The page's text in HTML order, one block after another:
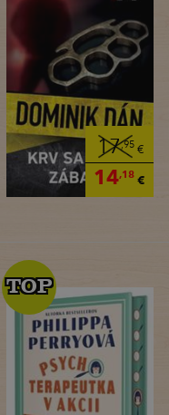
17,95€
14,18€
TOP
TOP